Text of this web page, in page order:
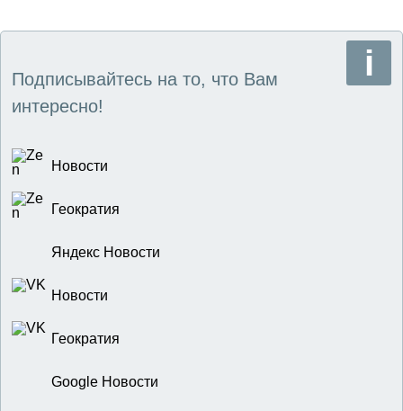
Подписывайтесь на то, что Вам
интересно!
Новости
Геократия
Яндекс Новости
Новости
Геократия
Google Новости